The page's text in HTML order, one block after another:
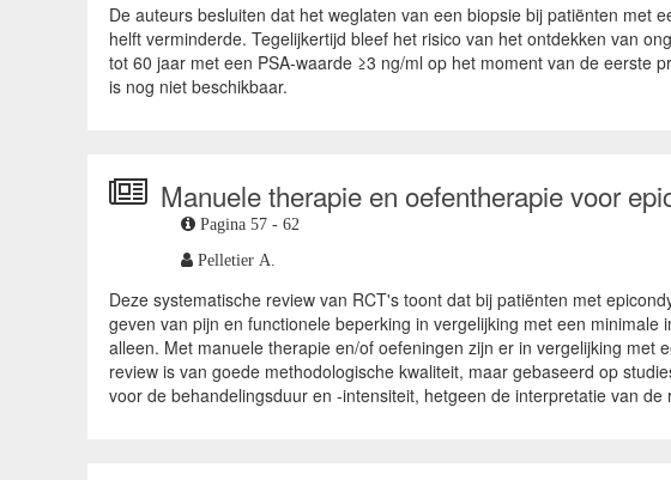
De auteurs besluiten dat het weglaten van een biopsie bij patiënten met
helft verminderde. Tegelijkertijd bleef het risico van het ontdekken van
tot 60 jaar met een PSA-waarde ≥3 ng/ml op het moment van de eerste
is nog niet beschikbaar.
Manuele therapie en oefentherapie voor
Pagina 57 - 62
Pelletier A.
Deze systematische review van RCT's toont dat bij patiënten met
geven van pijn en functionele beperking in vergelijking met een
alleen. Met manuele therapie en/of oefeningen zijn er in vergelijking
review is van goede methodologische kwaliteit, maar gebaseerd op
voor de behandelingsduur en -intensiteit, hetgeen de interpretatie van de